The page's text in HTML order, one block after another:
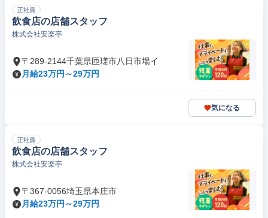
正社員
飲食店の店舗スタッフ
株式会社安楽亭
〒289-2144千葉県匝瑳市八日市場イ
月給23万円～29万円
気になる
正社員
飲食店の店舗スタッフ
株式会社安楽亭
〒367-0056埼玉県本庄市
月給23万円～29万円